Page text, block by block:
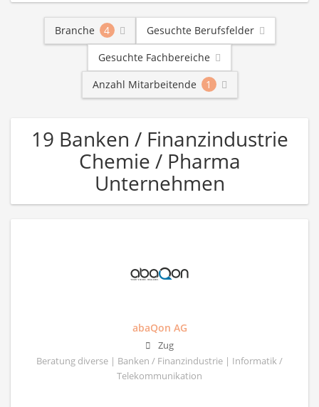
Branche 4
Gesuchte Berufsfelder
Gesuchte Fachbereiche
Anzahl Mitarbeitende
1
19 Banken / Finanzindustrie
Chemie / Pharma
Unternehmen
abaQon AG
Zug
Beratung diverse | Banken / Finanzindustrie | Informatik /
Telekommunikation